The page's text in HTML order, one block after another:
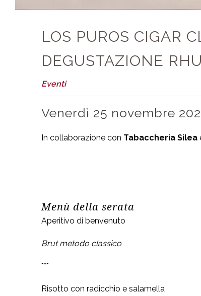
LOS PUROS CIGAR
DEGUSTAZIONE
Eventi
Venerdì 25 novembre
In collaborazione con Tabaccheria Silea
Menù della serata
Aperitivo di benvenuto
Brut metodo classico
***
Risotto con radicchio e salamella